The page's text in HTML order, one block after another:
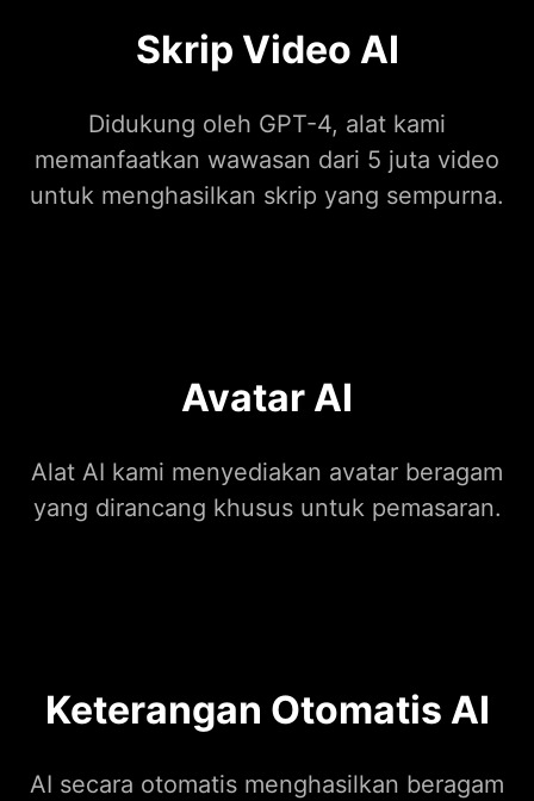
Skrip Video AI
Didukung oleh GPT-4, alat kami
memanfaatkan wawasan dari 5 juta video
untuk menghasilkan skrip yang sempurna.
Avatar AI
Alat AI kami menyediakan avatar beragam
yang dirancang khusus untuk pemasaran.
Keterangan Otomatis AI
AI secara otomatis menghasilkan beragam